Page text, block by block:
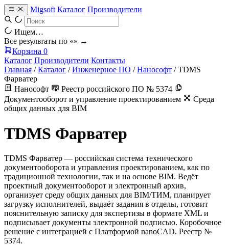
Migsoft Каталог Производители
Ищем…
Все результаты по «» →
Корзина 0
Каталог Производители Контакты
Главная / Каталог / Инженерное ПО / Нанософт / TDMS
Фарватер
Нанософт
Реестр российского ПО № 5374
Документооборот и управление проектированием
Среда
общих данных для BIM
TDMS Фарватер
TDMS Фарватер — российская система технического
документооборота и управления проектированием, как по
традиционной технологии, так и на основе BIM. Ведёт
проектный документооборот и электронный архив,
организует среду общих данных для BIM/ТИМ, планирует
загрузку исполнителей, выдаёт задания в отделы, готовит
пояснительную записку для экспертизы в формате XML и
подписывает документы электронной подписью. Коробочное
решение с интеграцией с Платформой nanoCAD. Реестр №
5374.